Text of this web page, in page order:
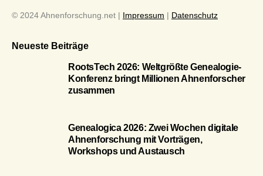
© 2024 Ahnenforschung.net | Impressum | Datenschutz
Neueste Beiträge
RootsTech 2026: Weltgrößte Genealogie-
Konferenz bringt Millionen Ahnenforscher
zusammen
Genealogica 2026: Zwei Wochen digitale
Ahnenforschung mit Vorträgen,
Workshops und Austausch